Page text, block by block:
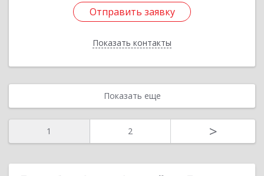
Отправить заявку
Показать контакты
Отправить заявку
Назад
Показать еще
1 2 >